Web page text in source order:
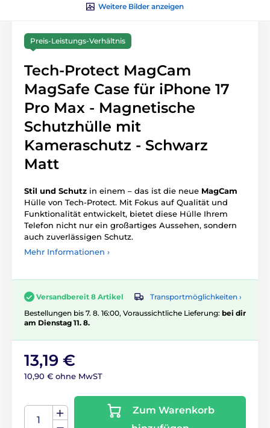
Weitere Bilder anzeigen
Preis-Leistungs-Verhältnis
Tech-Protect MagCam
MagSafe Case für iPhone 17
Pro Max - Magnetische
Schutzhülle mit
Kameraschutz - Schwarz
Matt
Stil und Schutz in einem – das ist die neue MagCam
Hülle von Tech-Protect. Mit Fokus auf Qualität und
Funktionalität entwickelt, bietet diese Hülle Ihrem
Telefon nicht nur ein großartiges Aussehen, sondern
auch zuverlässigen Schutz.
Mehr Informationen ›
Versandbereit 8 Artikel
Transportmöglichkeiten ›
Bestellungen bis 7. 8. 16:00, Voraussichtliche Lieferung: bei dir
am Dienstag 11. 8.
13,19 €
10,90 € ohne MwST
Zum Warenkorb